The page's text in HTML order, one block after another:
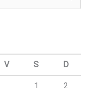
V S D
1 2